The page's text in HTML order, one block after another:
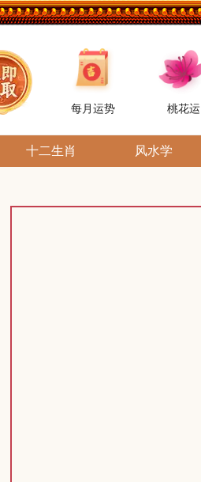
每月运势 桃花运
十二生肖 风水学